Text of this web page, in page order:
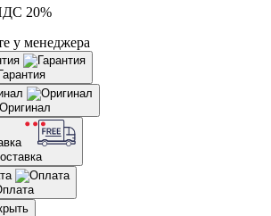
20%
у менеджера
Оригинал